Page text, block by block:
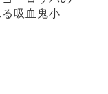
吸血鬼小